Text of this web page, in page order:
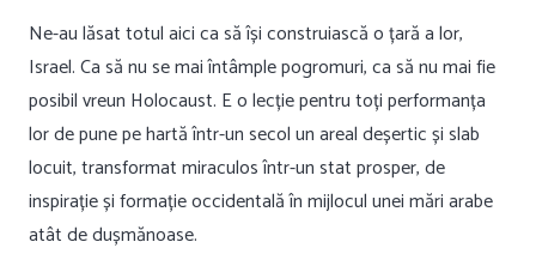
Ne-au lăsat totul aici ca să își construiască o țară a lor,
Israel. Ca să nu se mai întâmple pogromuri, ca să nu mai fie
posibil vreun Holocaust. E o lecție pentru toți performanța
lor de pune pe hartă într-un secol un areal deșertic și slab
locuit, transformat miraculos într-un stat prosper, de
inspirație și formație occidentală în mijlocul unei mări arabe
atât de dușmănoase.